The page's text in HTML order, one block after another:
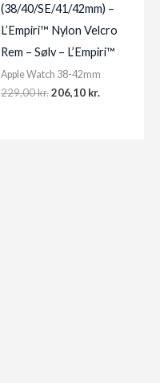
(38/40/SE/41/42mm) –
L’Empiri™ Nylon Velcro
Rem – Sølv – L’Empiri™
Apple Watch 38-42mm
229,00kr.Original
206,10 kr.